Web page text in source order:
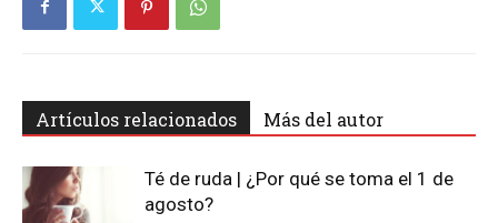
Artículos relacionados Más del autor
Té de ruda | ¿Por qué se toma el 1 de
agosto?